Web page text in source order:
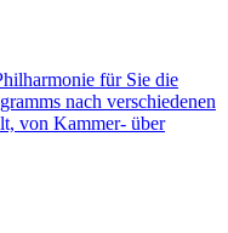
für Sie die
nach verschiedenen
von Kammer- über